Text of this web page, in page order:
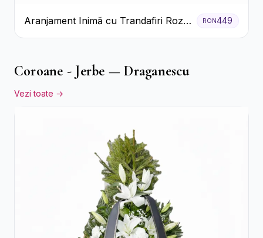
Aranjament Inimă cu Trandafiri Roz
și Gypsophila Albă
RON449
Coroane - Jerbe — Draganescu
Vezi toate →